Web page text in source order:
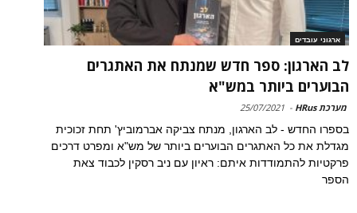
ארגוני עובדים
לב הארגון: ספר חדש שמנתח את האתגרים
הבוערים ביותר במש"א
מערכת HRus -
25/07/2021
בספרו החדש - לב הארגון, מנתח צביקה אברמוביץ' תחת זכוכית
מגדלת את כל האתגרים הבוערים ביותר של מש"א ומפרט דרכים
פרקטיות להתמודדות איתם: ראיון עם ניב רסקין לכבוד צאת
הספר